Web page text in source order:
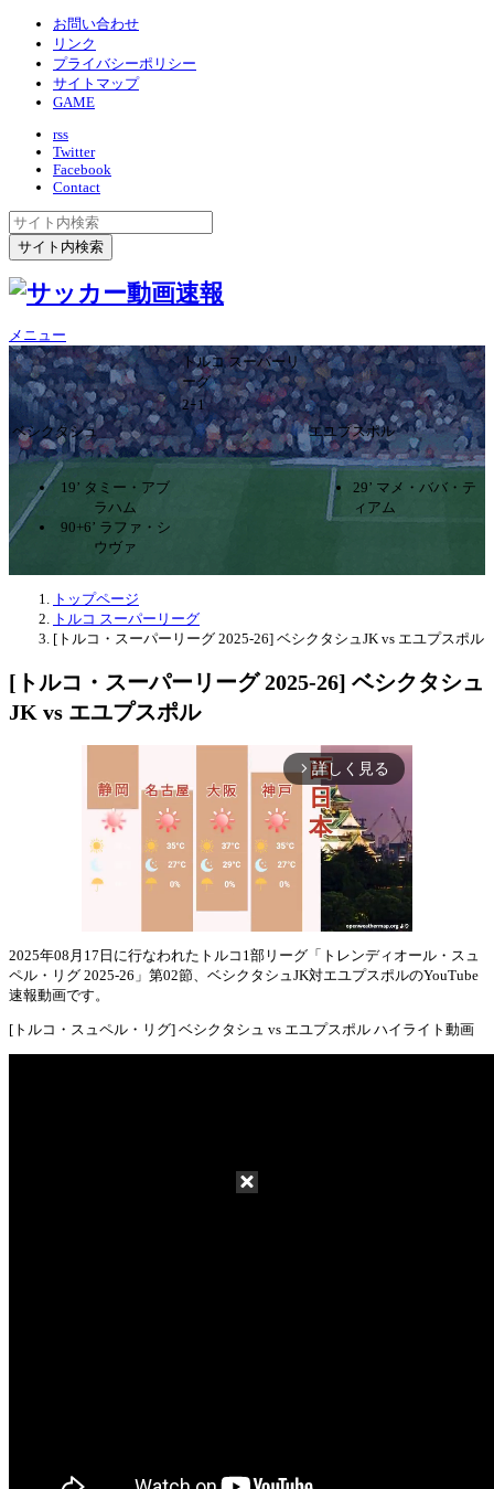
お問い合わせ
リンク
プライバシーポリシー
サイトマップ
GAME
rss
Twitter
Facebook
Contact
メニュー
トルコ スーパーリ
ーグ
2ｰ1
ベシクタシュ
エユプスポル
19’ タミー・アブ
ラハム
90+6’ ラファ・シ
ウヴァ
29’ マメ・ババ・テ
ィアム
トップページ
トルコ スーパーリーグ
[トルコ・スーパーリーグ 2025-26] ベシクタシュJK vs エユプスポル
[トルコ・スーパーリーグ 2025-26] ベシクタシュ
JK vs エユプスポル
arrow_forward_ios 詳しく見る
2025年08月17日に行なわれたトルコ1部リーグ「トレンディオール・スュ
ペル・リグ 2025-26」第02節、ベシクタシュJK対エユプスポルのYouTube
速報動画です。
[トルコ・スュペル・リグ] ベシクタシュ vs エユプスポル ハイライト動画